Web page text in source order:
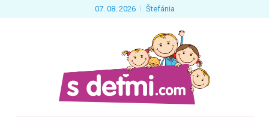
07. 08. 2026 Štefánia